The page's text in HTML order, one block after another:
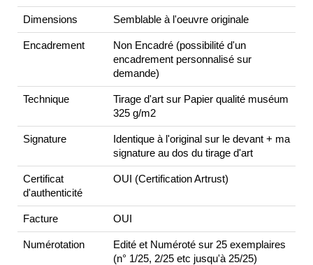
Dimensions Semblable à l'oeuvre originale
Encadrement
Non Encadré (possibilité d'un
encadrement personnalisé sur
demande)
Technique
Tirage d'art sur Papier qualité muséum
325 g/m2
Signature
Identique à l'original sur le devant + ma
signature au dos du tirage d'art
Certificat
d'authenticité
OUI (Certification Artrust)
Facture OUI
Numérotation
Edité et Numéroté sur 25 exemplaires
(n° 1/25, 2/25 etc jusqu'à 25/25)